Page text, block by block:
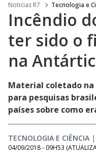
Noticias R7 Tecnologia e
Incêndio
ter sido o
na
Material coletado
para pesquisas
países sobre como
TECNOLOGIA E CIÊNCIA |
04/09/2018 - 09H53